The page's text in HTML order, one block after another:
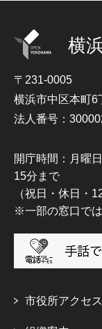
横
〒231-0005
横浜市中区本町6
法人番号：
開庁時間：月曜
15分まで
（祝日・休日・
※一部の窓口で
市役所アクセ